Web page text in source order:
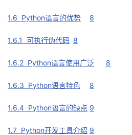
1.6 Python语言的优势 8
1.6.1 可执行伪代码 8
1.6.2 Python语言使用广泛 8
1.6.3 Python语言特色 8
1.6.4 Python语言的缺点 9
1.7 Python开发工具介绍 9